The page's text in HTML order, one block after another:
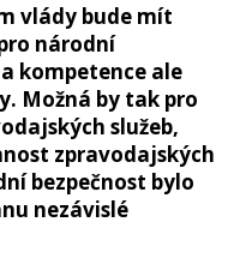
vlády bude mít
národní
kompetence ale
Možná by tak pro
služeb,
zpravodajských
bezpečnost bylo
nezávislé